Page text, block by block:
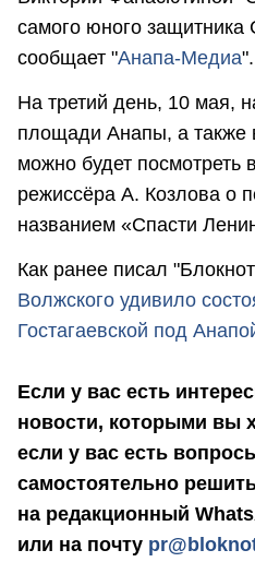
самого юного защитника
сообщает "Анапа-Медиа".
На третий день, 10 мая,
площади Анапы, а также
можно будет посмотреть
режиссёра А. Козлова о
названием «Спасти
Как ранее писал
Волжского удивило
Гостагаевской под
Если у вас есть
новости, которыми вы
если у вас есть
самостоятельно
на редакционный
или на почту